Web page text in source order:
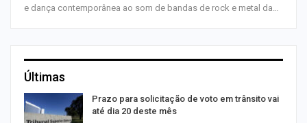
e dança contemporânea ao som de bandas de rock e metal da…
Últimas
Prazo para solicitação de voto em trânsito vai
até dia 20 deste mês